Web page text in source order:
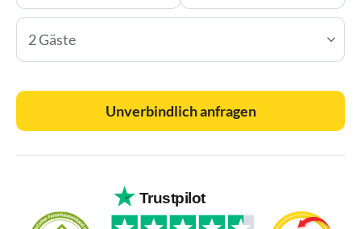
2 Gäste
Unverbindlich anfragen